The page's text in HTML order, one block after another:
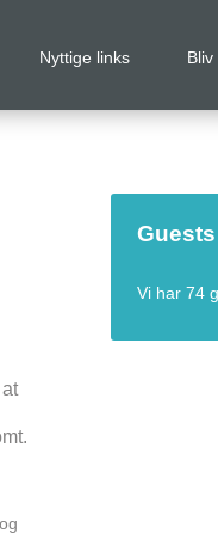
Nyttige links
Guests
Vi har 74